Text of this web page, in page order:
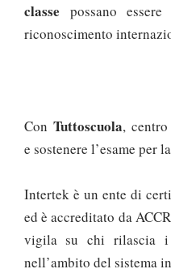
classepossano essere
riconoscimento
Con Tuttoscuola,
e sostenere l’esame per la
Intertek è un ente di
ed è accreditato da
vigila su chi rilascia i
nell’ambito del sistema